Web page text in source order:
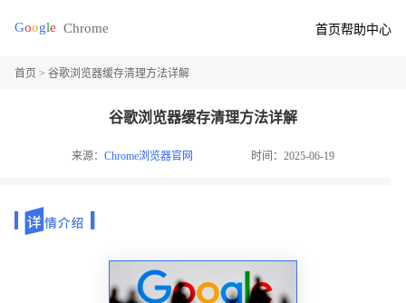
首页帮助中心
首页 > 谷歌浏览器缓存清理方法详解
谷歌浏览器缓存清理方法详解
来源：Chrome浏览器官网 时间：2025-06-19